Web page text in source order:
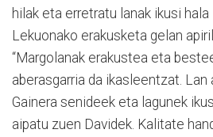
hilak eta erretratu lanak ikusi hala
Lekuonako erakusketa gelan
“Margolanak erakustea eta
aberasgarria da ikasleentzat. Lan
Gainera senideek eta lagunek
aipatu zuen Davidek. Kalitate